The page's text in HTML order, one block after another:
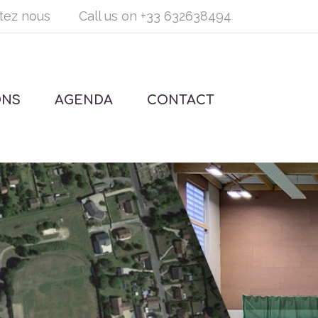
nous Call us on +33 632638494
AGENDA CONTACT